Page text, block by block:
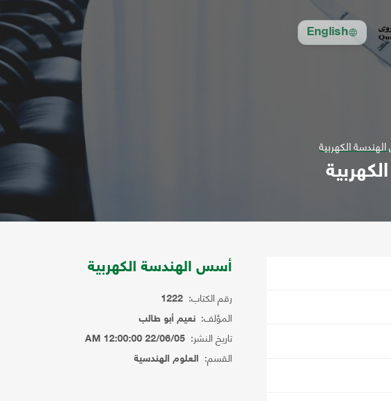
English
الكهربية
أسس الهندسة الكهربية
رقم الكتاب: 1222
المؤلف: نعيم أبو طالب
تاريخ النشر: 22/06/05 12:00:00 AM
القسم: العلوم الهندسية